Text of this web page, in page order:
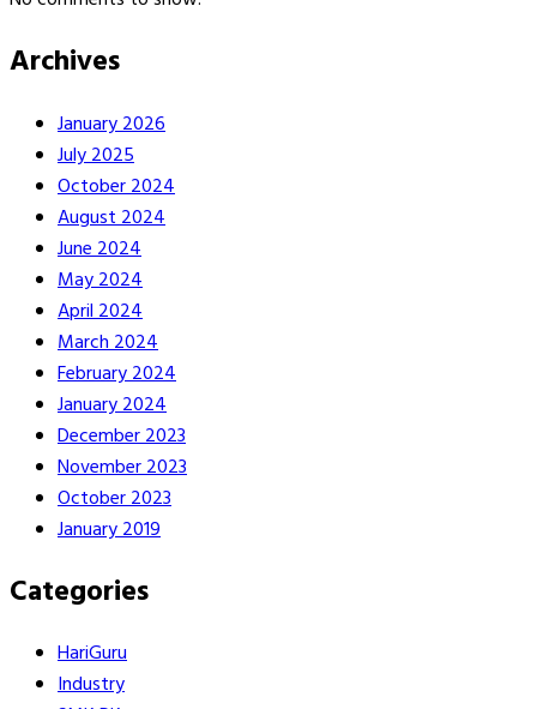
Archives
January 2026
July 2025
October 2024
August 2024
June 2024
May 2024
April 2024
March 2024
February 2024
January 2024
December 2023
November 2023
October 2023
January 2019
Categories
HariGuru
Industry